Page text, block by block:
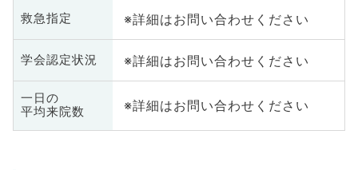
救急指定 ※詳細はお問い合わせください
学会認定状況 ※詳細はお問い合わせください
一日の
平均来院数
※詳細はお問い合わせください